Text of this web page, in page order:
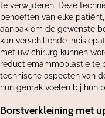
te verwijderen. Deze
behoeften van elke
aanpak om de gewenste
kan verschillende
met uw chirurg kunnen
reductiemammoplastie te
technische aspecten van
hun gemak voelen bij hun
Borstverkleining met